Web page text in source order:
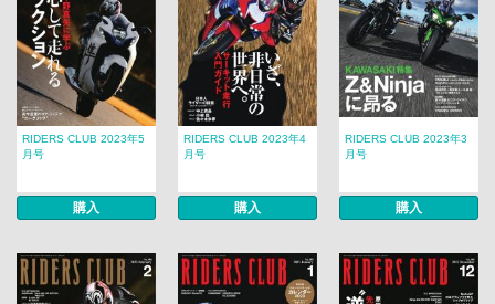
RIDERS CLUB 2023年5
月号
購入
RIDERS CLUB 2023年4
月号
購入
RIDERS CLUB 2023年3
月号
購入